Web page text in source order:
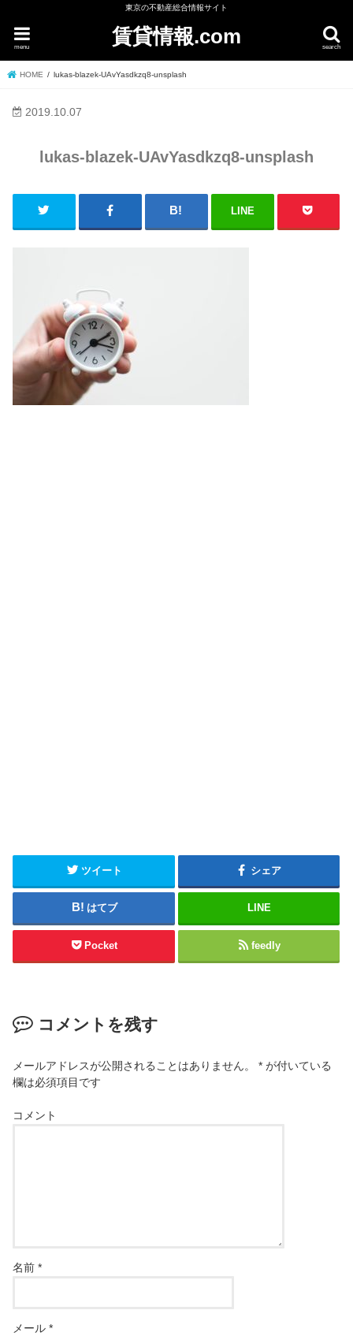
東京の不動産総合情報サイト
賃貸情報.com search
menu
HOME lukas-blazek-UAvYasdkzq8-unsplash
2019.10.07
lukas-blazek-UAvYasdkzq8-unsplash
LINE
ツイート シェア
はてブ LINE
Pocket feedly
コメントを残す
メールアドレスが公開されることはありません。 * が付いている
欄は必須項目です
コメント
名前*
メール*